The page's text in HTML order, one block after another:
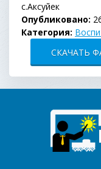
с.Аксуйек
Опубликовано:
Категория:
СКАЧАТЬ